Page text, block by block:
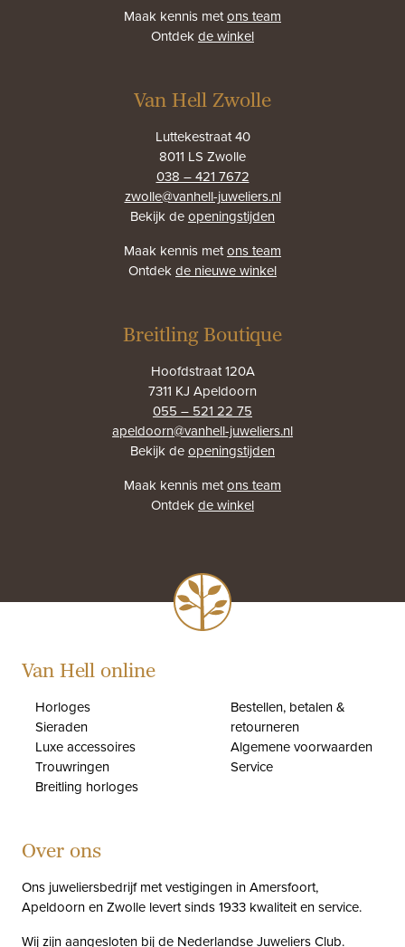
Maak kennis metons team
Ontdekde winkel
Van Hell Zwolle
Luttekestraat 40
8011 LS Zwolle
038 – 421 7672
zwolle@vanhell-juweliers.nl
Bekijk deopeningstijden
Maak kennis metons team
Ontdekde nieuwe winkel
Breitling Boutique
Hoofdstraat 120A
7311 KJ Apeldoorn
055 – 521 22 75
apeldoorn@vanhell-juweliers.nl
Bekijk deopeningstijden
Maak kennis metons team
Ontdekde winkel
Van Hell online
Horloges
Sieraden
Luxe accessoires
Trouwringen
Breitling horloges
Bestellen, betalen &
retourneren
Algemene voorwaarden
Service
Over ons
Ons juweliersbedrijf met vestigingen in Amersfoort,
Apeldoorn en Zwolle levert sinds 1933 kwaliteit en service.
Wij zijn aangesloten bij de Nederlandse Juweliers Club.